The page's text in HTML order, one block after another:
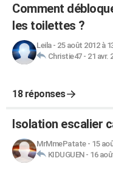
Comment
les toilettes ?
Leila- 25 août 2012 à
Christie47- 21 avr.
18 réponses
Isolation escalier
MrMmePatate- 15
KIDUGUEN- 16